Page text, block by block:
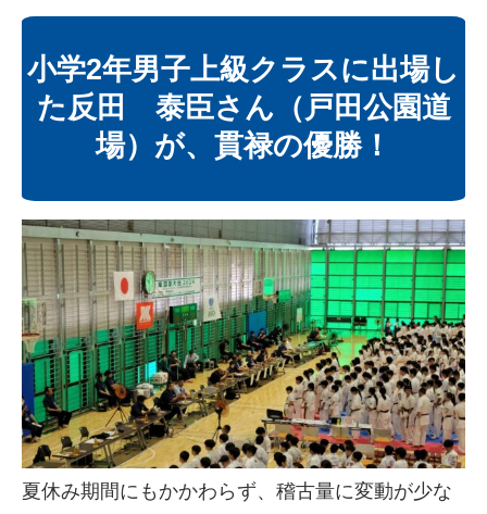
小学2年男子上級クラスに出場し
た反田 泰臣さん（戸田公園道
場）が、貫禄の優勝！
夏休み期間にもかかわらず、稽古量に変動が少な